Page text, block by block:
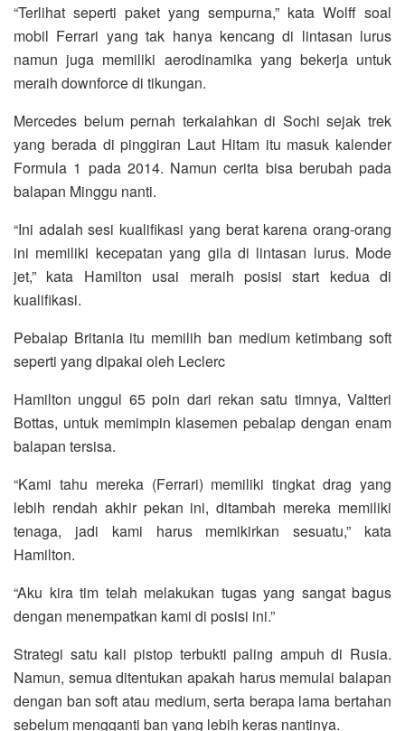
“Terlihat seperti paket yang sempurna,” kata Wolff soal
mobil Ferrari yang tak hanya kencang di lintasan lurus
namun juga memiliki aerodinamika yang bekerja untuk
meraih downforce di tikungan.
Mercedes belum pernah terkalahkan di Sochi sejak trek
yang berada di pinggiran Laut Hitam itu masuk kalender
Formula 1 pada 2014. Namun cerita bisa berubah pada
balapan Minggu nanti.
“Ini adalah sesi kualifikasi yang berat karena orang-orang
ini memiliki kecepatan yang gila di lintasan lurus. Mode
jet,” kata Hamilton usai meraih posisi start kedua di
kualifikasi.
Pebalap Britania itu memilih ban medium ketimbang soft
seperti yang dipakai oleh Leclerc
Hamilton unggul 65 poin dari rekan satu timnya, Valtteri
Bottas, untuk memimpin klasemen pebalap dengan enam
balapan tersisa.
“Kami tahu mereka (Ferrari) memiliki tingkat drag yang
lebih rendah akhir pekan ini, ditambah mereka memiliki
tenaga, jadi kami harus memikirkan sesuatu,” kata
Hamilton.
“Aku kira tim telah melakukan tugas yang sangat bagus
dengan menempatkan kami di posisi ini.”
Strategi satu kali pistop terbukti paling ampuh di Rusia.
Namun, semua ditentukan apakah harus memulai balapan
dengan ban soft atau medium, serta berapa lama bertahan
sebelum mengganti ban yang lebih keras nantinya.